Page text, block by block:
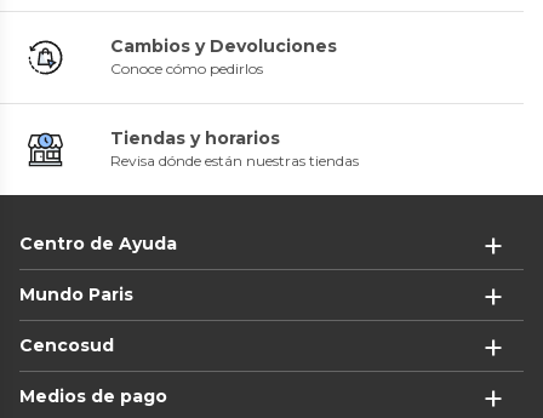
Cambios y Devoluciones
Conoce cómo pedirlos
Tiendas y horarios
Revisa dónde están nuestras tiendas
Centro de Ayuda
Mundo Paris
Cencosud
Medios de pago